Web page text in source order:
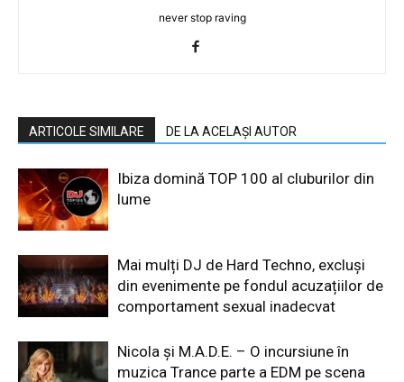
never stop raving
ARTICOLE SIMILARE DE LA ACELAȘI AUTOR
Ibiza domină TOP 100 al cluburilor din
lume
Mai mulți DJ de Hard Techno, excluși
din evenimente pe fondul acuzațiilor de
comportament sexual inadecvat
Nicola și M.A.D.E. – O incursiune în
muzica Trance parte a EDM pe scena